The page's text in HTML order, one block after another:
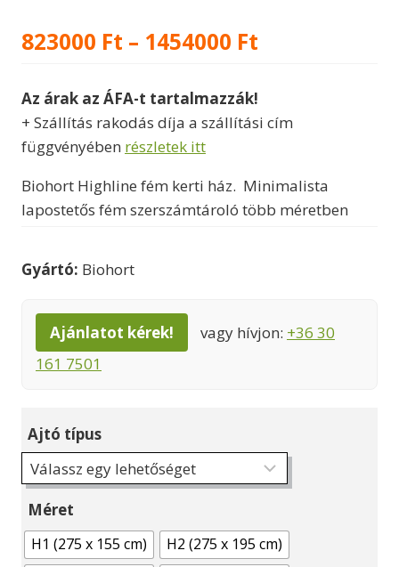
823000 Ft – 1454000 Ft
-
Az árak az ÁFA-t tartalmazzák!
+ Szállítás rakodás díja a szállítási cím
függvényében részletek itt
Biohort Highline fém kerti ház. Minimalista
lapostetős fém szerszámtároló több méretben
Gyártó: Biohort
Ajánlatot kérek! vagy hívjon: +36 30
161 7501
Ajtó típus
Méret
H1 (275 x 155 cm)
H2 (275 x 195 cm)